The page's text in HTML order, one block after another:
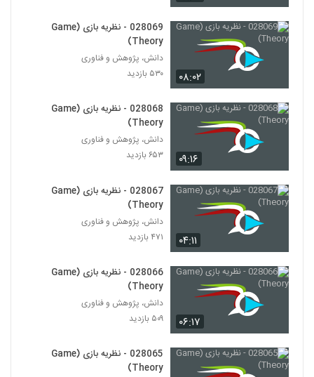
20
Theory)
21
Theory)
Theory)
۴۸۵ بازدید
23
028023 - نظریه پیچیدگی (Complexity
Theory)
Theory)
Theory)
۴۸۵ بازدید
26
028026 - نظریه پیچیدگی (Complexity
Theory)
۰۸:۰۲
028069 - نظریه بازی (Game
Theory)
دانش، پژوهش و فناوری
۵۳۰ بازدید
۰۹:۱۶
028068 - نظریه بازی (Game
Theory)
دانش، پژوهش و فناوری
۶۵۳ بازدید
۰۴:۱۱
028067 - نظریه بازی (Game
Theory)
دانش، پژوهش و فناوری
۴۷۱ بازدید
۰۶:۱۷
028066 - نظریه بازی (Game
Theory)
دانش، پژوهش و فناوری
۵۰۹ بازدید
028065 - نظریه بازی (Game
Theory)